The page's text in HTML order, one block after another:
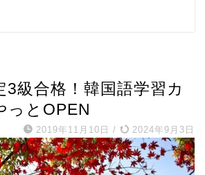
級合格！韓国語学習カ
っとOPEN
2019年11月10日 / 2024年9月3日